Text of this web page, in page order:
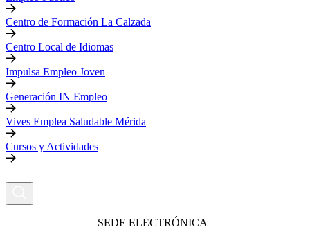
Centro de Formación La Calzada
Centro Local de Idiomas
Impulsa Empleo Joven
Generación IN Empleo
Vives Emplea Saludable Mérida
Cursos y Actividades
SEDE ELECTRÓNICA